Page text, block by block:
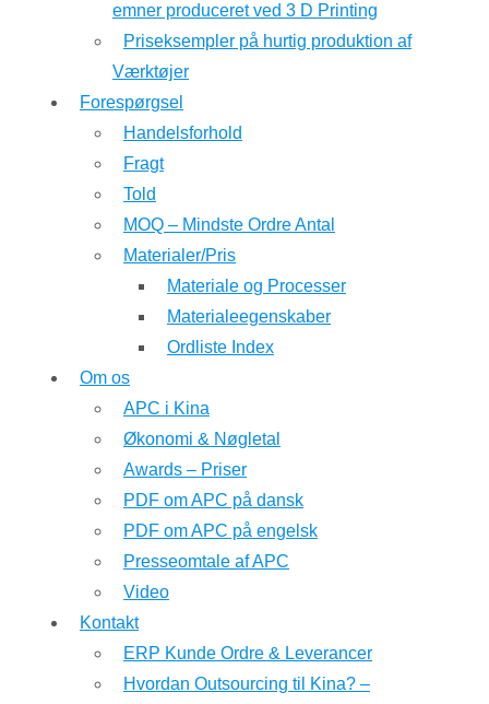
emner produceret ved 3 D Printing
Priseksempler på hurtig produktion af
Værktøjer
Forespørgsel
Handelsforhold
Fragt
Told
MOQ – Mindste Ordre Antal
Materialer/Pris
Materiale og Processer
Materialeegenskaber
Ordliste Index
Om os
APC i Kina
Økonomi & Nøgletal
Awards – Priser
PDF om APC på dansk
PDF om APC på engelsk
Presseomtale af APC
Video
Kontakt
ERP Kunde Ordre & Leverancer
Hvordan Outsourcing til Kina? –